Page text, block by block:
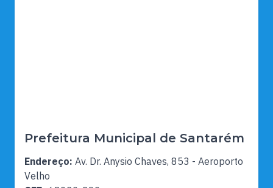
Prefeitura Municipal de Santarém
Endereço: Av. Dr. Anysio Chaves, 853 - Aeroporto
Velho